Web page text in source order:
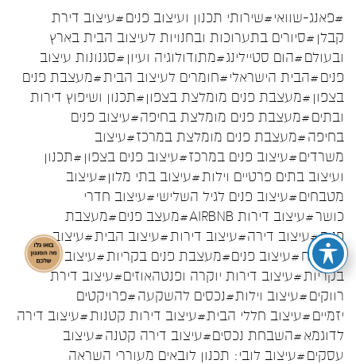
#פאנג-שוואי#שירותי תכנון ועיצוב פנים#עיצוב דירת
קבלן #סיורים בתערוכות ובחנויות לעיצוב הבית בארץ
ובעולם#הום סטיילינג#מתודולוגיה ועיון #סגנונות עיצוב
פנים#הבית הישראלי#חומרים לעיצוב הבית#מעצבת פנים
בצפון #מעצבת פנים מומלצת בצפון#תכנון ושיפוץ דירות
ובתים#מעצבת פנים מומלצת בחיפה#עיצוב פנים
בחיפה#מעצבת פנים מומלצת במרכז#עיצוב
משרדים#עיצוב פנים במרכז#עיצוב פנים בצפון #תכנון
ועיצוב בתים פרטיים וילות#עיצוב בתי מלון#עיצוב
מטבחים#עיצוב פנים לגיל השלישי#עיצוב חדרי
כושר#עיצוב דירות AIRBNB #מעצב פנים#מעצבת
פנים#עיצוב דירה#עיצוב דירות#עיצוב הבית#עיצוב
המטבח#עיצוב פנים#מעצבת פנים בקריות#עיצוב פנים
בקריות#עיצוב דירות יוקרה ופנטהאוזים#עיצוב דירת
רווקים#עיצוב וילות#נכסים להשקעה#פרויקטים
יזמיים#עיצוב חללי הבית#עיצוב דירות קטנות#עיצוב דירה
לדוגמא#השבחת נכסים#עיצוב דירה קטנה#עיצוב
עסקים#עיצוב לובי: תכנון לובאים מעוררי השראה